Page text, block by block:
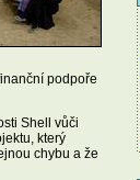
podpoře
Shell vůči
který
chybu a že